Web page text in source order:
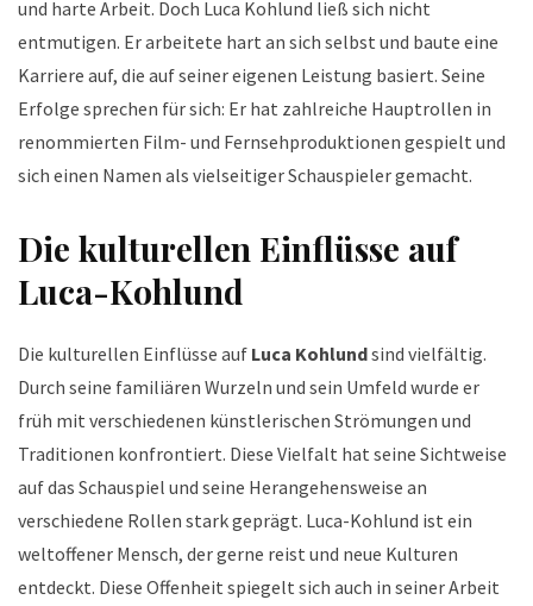
und harte Arbeit. Doch Luca Kohlund ließ sich nicht
entmutigen. Er arbeitete hart an sich selbst und baute eine
Karriere auf, die auf seiner eigenen Leistung basiert. Seine
Erfolge sprechen für sich: Er hat zahlreiche Hauptrollen in
renommierten Film- und Fernsehproduktionen gespielt und
sich einen Namen als vielseitiger Schauspieler gemacht.
Die kulturellen Einflüsse auf
Luca-Kohlund
Die kulturellen Einflüsse auf Luca Kohlundsind vielfältig.
Durch seine familiären Wurzeln und sein Umfeld wurde er
früh mit verschiedenen künstlerischen Strömungen und
Traditionen konfrontiert. Diese Vielfalt hat seine Sichtweise
auf das Schauspiel und seine Herangehensweise an
verschiedene Rollen stark geprägt. Luca-Kohlund ist ein
weltoffener Mensch, der gerne reist und neue Kulturen
entdeckt. Diese Offenheit spiegelt sich auch in seiner Arbeit